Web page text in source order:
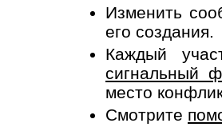
Изменить
его создания.
Каждый
сигнальный
место
Смотрите